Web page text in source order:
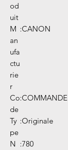
od
uit
M
an
ufa
ctu
rie
r
:CANON
Co
de
:COMMANDE
Ty
pe
:Originale
N :780